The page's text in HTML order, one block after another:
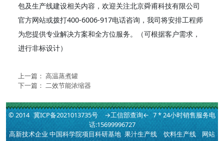
包及生产线建设相关内容，欢迎关注北京舜甫科技有限公司
官方网站或拨打400-6006-917电话咨询，我司将安排工程师
为您提供专业解决方案和全方位服务。（可根据客户需求，
进行非标设计）
上一篇： 高温蒸煮罐
下一篇： 二效节能浓缩器
© 2014 冀ICP备2021013735号 →工信部查询← 7 * 24小时销售服务电
话:15699996727
高新技术企业 中国科学院项目科研基地 果汁生产线 饮料生产线
网站